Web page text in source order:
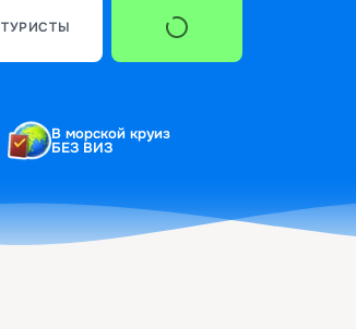
ТУРИСТЫ
В морской круиз
БЕЗ ВИЗ